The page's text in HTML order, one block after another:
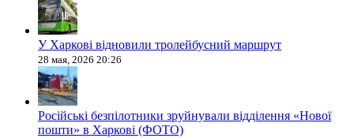
У Харкові відновили тролейбусний маршрут
28 мая, 2026 20:26
Російські безпілотники зруйнували відділення «Нової
пошти» в Харкові (ФОТО)